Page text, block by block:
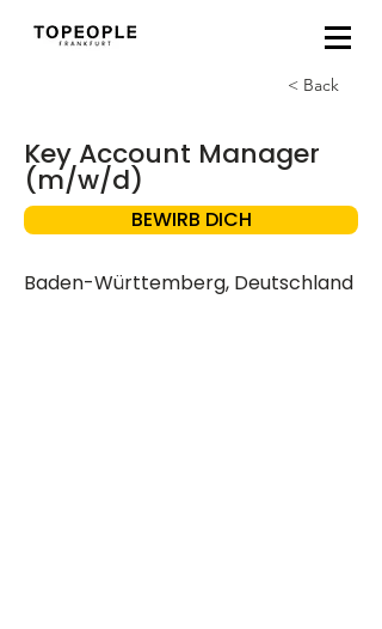
Key Account Manager
(m/w/d)
BEWIRB DICH
Baden-Württemberg, Deutschland
< Back